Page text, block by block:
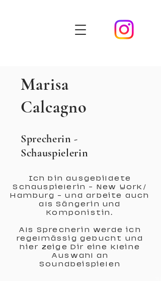
Marisa
Calcagno
Sprecherin -
Schauspielerin
Ich bin ausgebildete
Schauspielerin - New York/
Hamburg - und arbeite auch
als Sängerin und
Komponistin.
Als Sprecherin werde ich
regelmässig gebucht und
hier zeige Dir eine kleine
Auswahl an
Soundbeispielen